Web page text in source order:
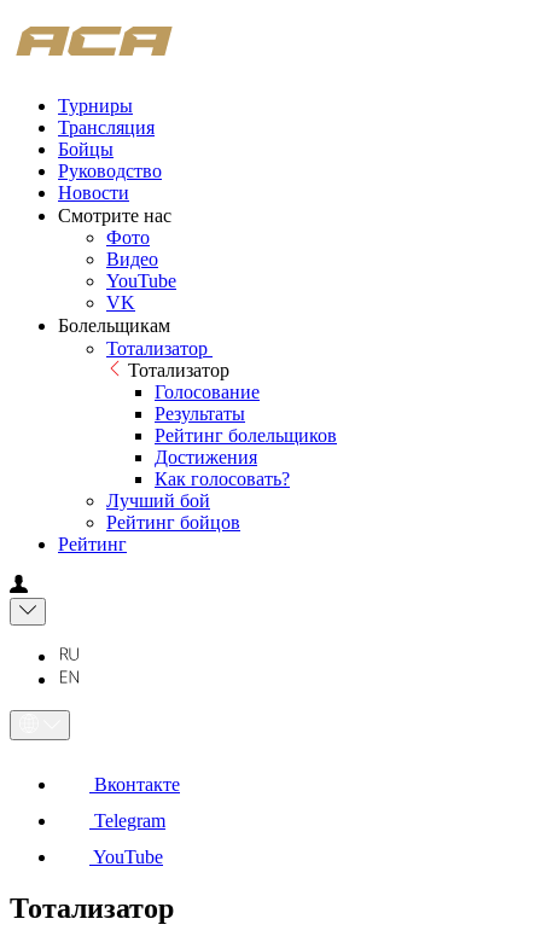
Турниры
Трансляция
Бойцы
Руководство
Новости
Смотрите нас
Фото
Видео
YouTube
VK
Болельщикам
Тотализатор
Тотализатор
Голосование
Результаты
Рейтинг болельщиков
Достижения
Как голосовать?
Лучший бой
Рейтинг бойцов
Рейтинг
Вконтакте
Telegram
YouTube
Тотализатор